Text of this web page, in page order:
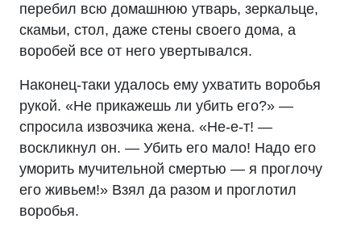
перебил всю домашнюю утварь, зеркальце,
скамьи, стол, даже стены своего дома, а
воробей все от него увертывался.
Наконец-таки удалось ему ухватить воробья
рукой. «Не прикажешь ли убить его?» —
спросила извозчика жена. «Не-е-т! —
воскликнул он. — Убить его мало! Надо его
уморить мучительной смертью — я проглочу
его живьем!» Взял да разом и проглотил
воробья.